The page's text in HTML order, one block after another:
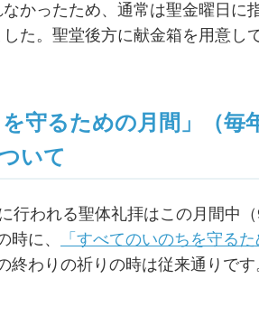
かったため、通常は聖金曜日に
た。聖堂後方に献金箱を用意し
守るための月間」（毎
いて
行われる聖体礼拝はこの月間中
時に、
「すべてのいのちを守る
終わりの祈りの時は従来通りで